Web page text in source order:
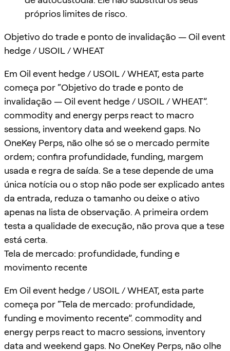
próprios limites de risco.
Objetivo do trade e ponto de invalidação — Oil event
hedge / USOIL / WHEAT
Em Oil event hedge / USOIL / WHEAT, esta parte
começa por “Objetivo do trade e ponto de
invalidação — Oil event hedge / USOIL / WHEAT”.
commodity and energy perps react to macro
sessions, inventory data and weekend gaps. No
OneKey Perps, não olhe só se o mercado permite
ordem; confira profundidade, funding, margem
usada e regra de saída. Se a tese depende de uma
única notícia ou o stop não pode ser explicado antes
da entrada, reduza o tamanho ou deixe o ativo
apenas na lista de observação. A primeira ordem
testa a qualidade de execução, não prova que a tese
está certa.
Tela de mercado: profundidade, funding e
movimento recente
Em Oil event hedge / USOIL / WHEAT, esta parte
começa por “Tela de mercado: profundidade,
funding e movimento recente”. commodity and
energy perps react to macro sessions, inventory
data and weekend gaps. No OneKey Perps, não olhe